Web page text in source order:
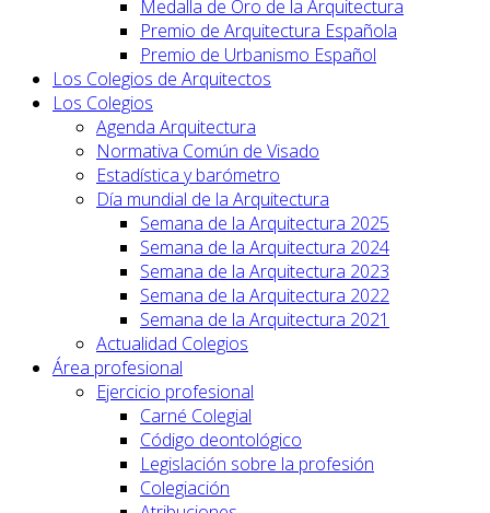
Medalla de Oro de la Arquitectura
Premio de Arquitectura Española
Premio de Urbanismo Español
Los Colegios de Arquitectos
Los Colegios
Agenda Arquitectura
Normativa Común de Visado
Estadística y barómetro
Día mundial de la Arquitectura
Semana de la Arquitectura 2025
Semana de la Arquitectura 2024
Semana de la Arquitectura 2023
Semana de la Arquitectura 2022
Semana de la Arquitectura 2021
Actualidad Colegios
Área profesional
Ejercicio profesional
Carné Colegial
Código deontológico
Legislación sobre la profesión
Colegiación